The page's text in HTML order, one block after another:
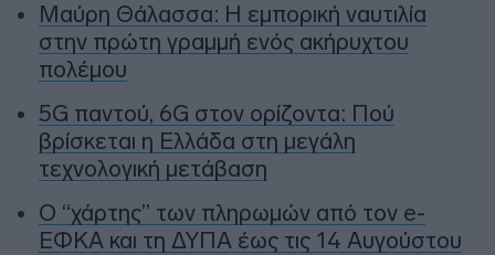
Μαύρη Θάλασσα: Η εμπορική ναυτιλία
στην πρώτη γραμμή ενός ακήρυχτου
πολέμου
5G παντού, 6G στον ορίζοντα: Πού
βρίσκεται η Ελλάδα στη μεγάλη
τεχνολογική μετάβαση
Ο “χάρτης” των πληρωμών από τον e-
ΕΦΚΑ και τη ΔΥΠΑ έως τις 14 Αυγούστου